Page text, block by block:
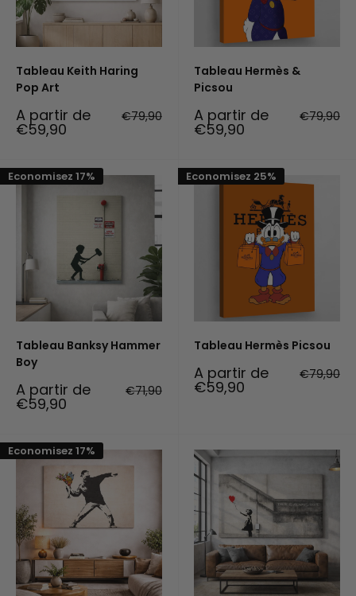
Tableau Keith Haring
Pop Art
Prix
réduit
A partir de
€59,90
Prix
normal
€79,90
Tableau Hermès &
Picsou
Prix
réduit
A partir de
€59,90
Prix
normal
€79,90
Economisez 17%
Tableau Banksy Hammer
Boy
Prix
réduit
A partir de
€59,90
Prix
normal
€71,90
Economisez 25%
Tableau Hermès Picsou
Prix
réduit
A partir de
€59,90
Prix
normal
€79,90
Economisez 17%